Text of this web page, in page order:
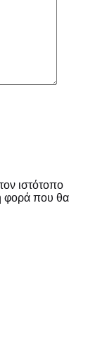
ιστότοπο
φορά που θα